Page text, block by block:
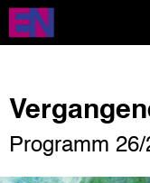
Direkt
zum
Inhalt
Programm 26/